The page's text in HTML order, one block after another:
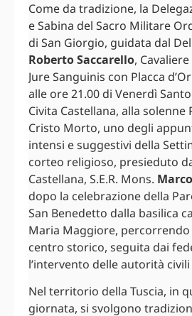
Come da tradizione, la
e Sabina del Sacro Militare
di San Giorgio, guidata dal
Roberto Saccarello,
Jure Sanguinis con Placca
alle ore 21.00 di Venerdì
Civita Castellana, alla solenne
Cristo Morto, uno degli
intensi e suggestivi della
corteo religioso, presieduto
Castellana, S.E.R. Mons.
dopo la celebrazione della
San Benedetto dalla basilica
Maria Maggiore, percorrendo
centro storico, seguita dai
l’intervento delle autorità
Nel territorio della Tuscia, in
giornata, si svolgono